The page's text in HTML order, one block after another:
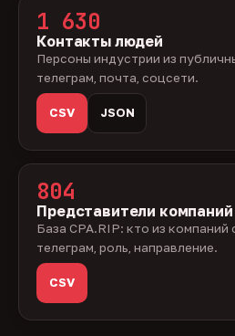
1 630
Контакты людей
Персоны индустрии из
телеграм, почта, соцсети.
CSV JSON
804
Представители компаний
База CPA.RIP: кто из компаний
телеграм, роль, направление.
CSV